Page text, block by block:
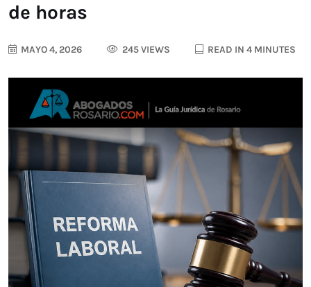
de horas
MAYO 4, 2026 245 VIEWS READ IN 4 MINUTES